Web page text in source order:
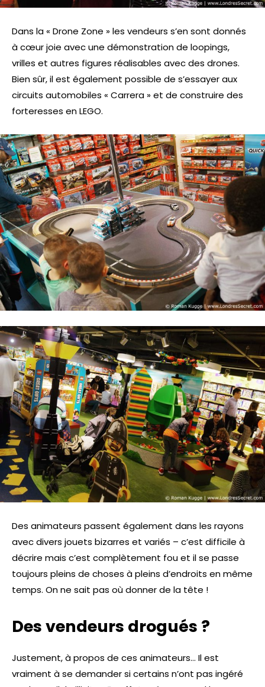
Dans la « Drone Zone » les vendeurs s’en sont donnés
à cœur joie avec une démonstration de loopings,
vrilles et autres figures réalisables avec des drones.
Bien sûr, il est également possible de s’essayer aux
circuits automobiles « Carrera » et de construire des
forteresses en LEGO.
Des animateurs passent également dans les rayons
avec divers jouets bizarres et variés – c’est difficile à
décrire mais c’est complètement fou et il se passe
toujours pleins de choses à pleins d’endroits en même
temps. On ne sait pas où donner de la tête !
Des vendeurs drogués ?
Justement, à propos de ces animateurs… Il est
vraiment à se demander si certains n’ont pas ingéré